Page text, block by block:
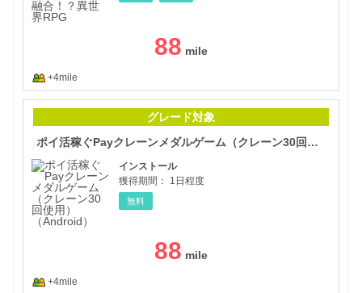
88
+4mile
グレード対象
ポイ活稼ぐPayクレーンメダルゲーム（クレーン30回使用）（Android）
インストール
獲得期間：
1日程度
無料
88
+4mile